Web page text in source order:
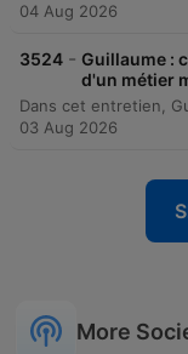
04 Aug 2026
3524 - Guillaume :
d'un métier
03 Aug 2026
More